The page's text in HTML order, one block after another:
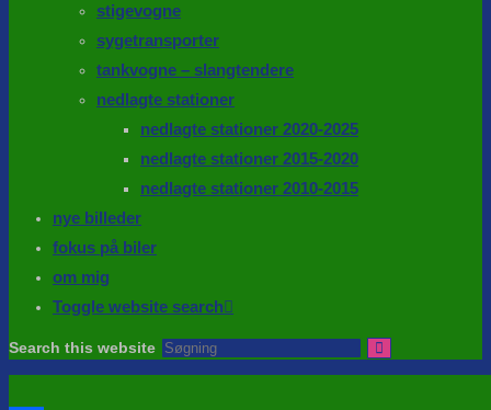
stigevogne
sygetransporter
tankvogne – slangtendere
nedlagte stationer
nedlagte stationer 2020-2025
nedlagte stationer 2015-2020
nedlagte stationer 2010-2015
nye billeder
fokus på biler
om mig
Toggle website search
Search this website